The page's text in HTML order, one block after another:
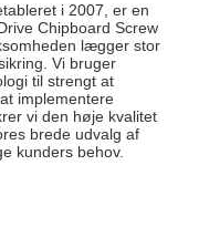
i 2007, er en
Chipboard Screw
lægger stor
Vi bruger
til strengt at
implementere
vi den høje kvalitet
brede udvalg af
kunders behov.